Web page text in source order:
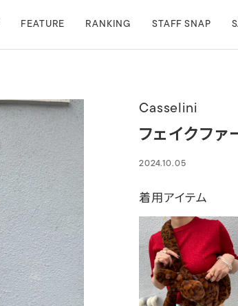
FEATURE RANKING STAFF SNAP
Casselini
フェイクフ
2024.10.05
着用アイテム